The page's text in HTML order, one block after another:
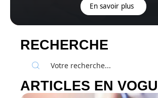
En savoir plus
RECHERCHE
ARTICLES EN